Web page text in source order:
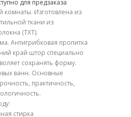
для предзаказа
комнаты. Изготовлена из
ткани из
(TXT).
Антигрибковая пропитка
край штор специально
сохранять форму.
ванн. Основные
практичность,
стирка